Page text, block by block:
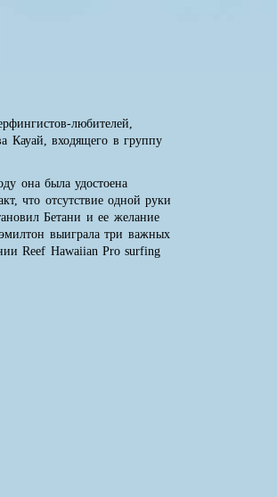
любителей,
Кауай, входящего в группу
она была удостоена
что отсутствие одной руки
Бетани и ее желание
выиграла три важных
Reef Hawaiian Pro surfing